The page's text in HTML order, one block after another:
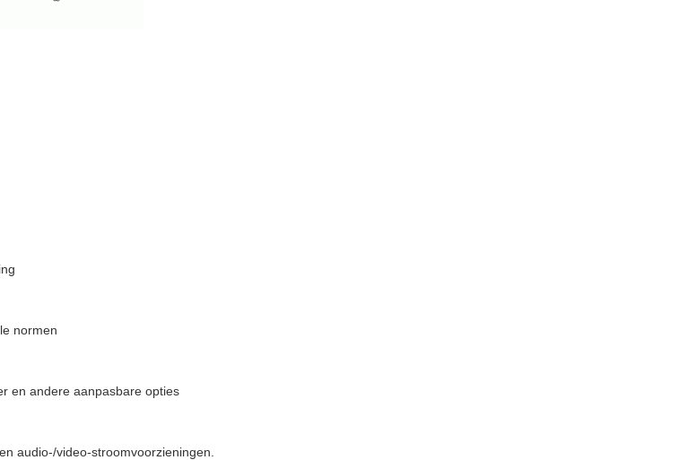
normen
en andere aanpasbare opties
audio-/video-stroomvoorzieningen.